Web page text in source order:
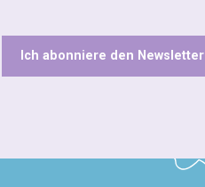
Ich abonniere den Newsletter